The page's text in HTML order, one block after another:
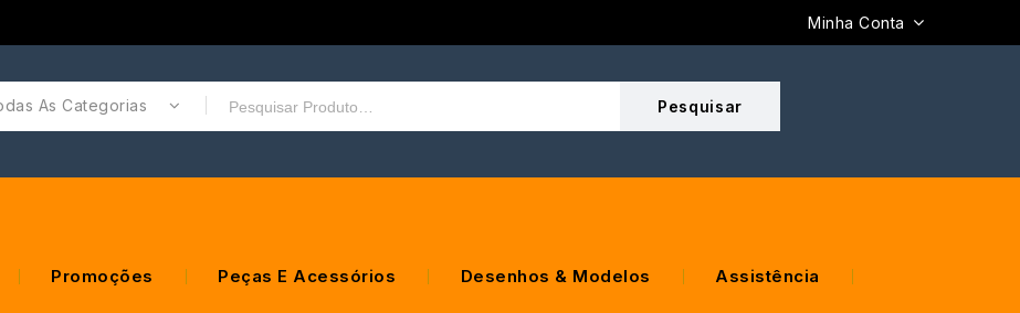
Minha Conta
As Categorias
Promoções Peças E Acessórios Desenhos & Modelos Assistência